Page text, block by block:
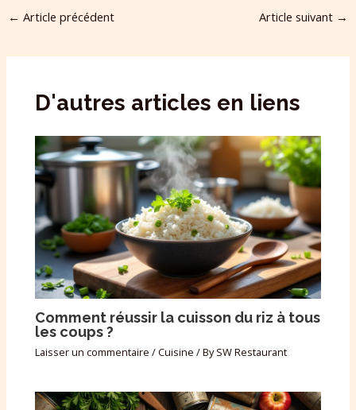
← Article précédent Article suivant →
D'autres articles en liens
Comment réussir la cuisson du riz à tous
les coups ?
Laisser un commentaire /Cuisine / BySW Restaurant